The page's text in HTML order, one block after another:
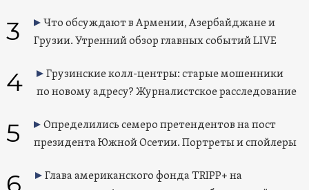
3
Что обсуждают в Армении, Азербайджане и
Грузии. Утренний обзор главных событий LIVE
4
Грузинские колл-центры: старые мошенники
по новому адресу? Журналистское расследование
5
Определились семеро претендентов на пост
президента Южной Осетии. Портреты и спойлеры
6
Глава американского фонда TRIPP+ на